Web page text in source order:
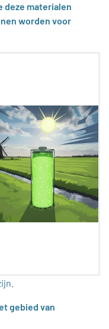
deze materialen
worden voor
gebied van